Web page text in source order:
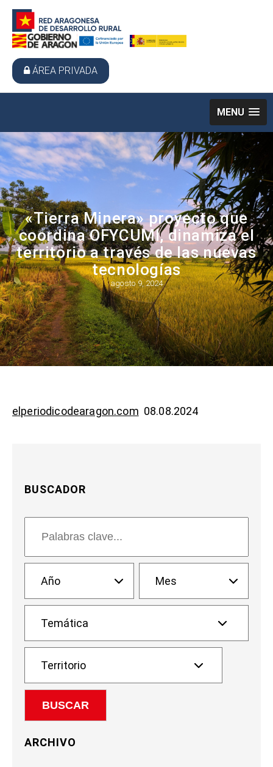
ÁREA PRIVADA
MENU
«Tierra Minera» proyecto que
coordina OFYCUMI, dinamiza el
territorio a través de las nuevas
tecnologías
agosto 9, 2024
elperiodicodearagon.com 08.08.2024
BUSCADOR
ARCHIVO